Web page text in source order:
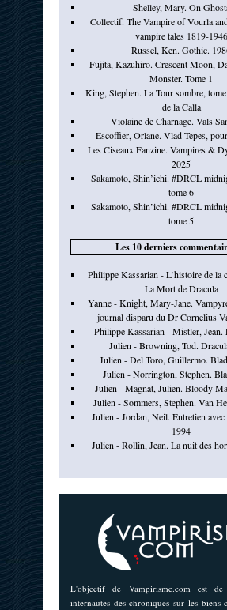
Shelley, Mary. On
Collectif. The Vampire of Vourla
vampire tales 1819-1946
Russel, Ken. Gothic.
Fujita, Kazuhiro. Crescent Moon,
Monster. Tome 1
King, Stephen. La Tour sombre,
de la Calla
Violaine de Charnage. Vals
Escoffier, Orlane. Vlad Tepes,
Les Ciseaux Fanzine. Vampires &
2025
Sakamoto, Shin’ichi. #DRCL
tome 6
Sakamoto, Shin’ichi. #DRCL
tome 5
Les 10 derniers
Philippe Kassarian - L’histoire de la
La Mort de Dracula
Yanne - Knight, Mary-Jane.
journal disparu du Dr Cornelius
Philippe Kassarian - Mistler, Jean.
Julien - Browning, Tod.
Julien - Del Toro, Guillermo.
Julien - Norrington, Stephen.
Julien - Magnat, Julien. Bloody
Julien - Sommers, Stephen. Van
Julien - Jordan, Neil. Entretien
1994
Julien - Rollin, Jean. La nuit des
L'objectif de Vampirisme.com est
internautes des chroniques sur les biens